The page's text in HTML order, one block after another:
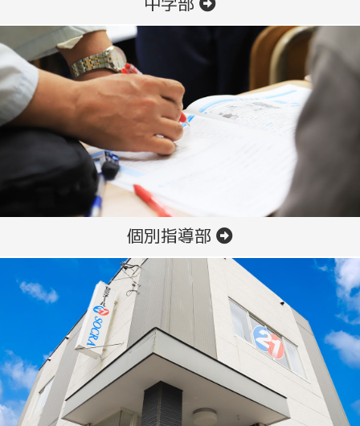
個別指導部